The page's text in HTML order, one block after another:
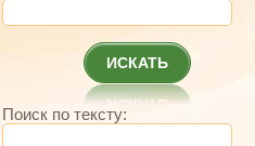
ИСКАТЬ
Поиск по тексту: